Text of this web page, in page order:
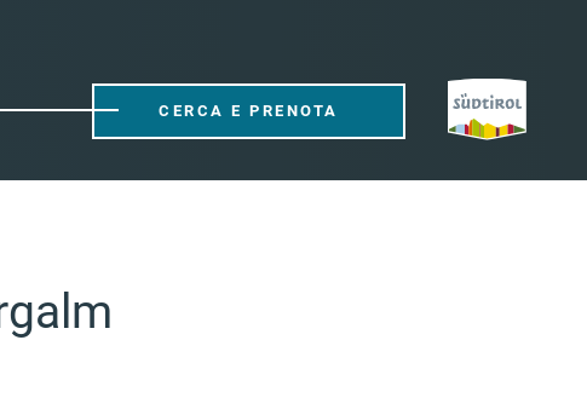
CERCA E PRENOTA